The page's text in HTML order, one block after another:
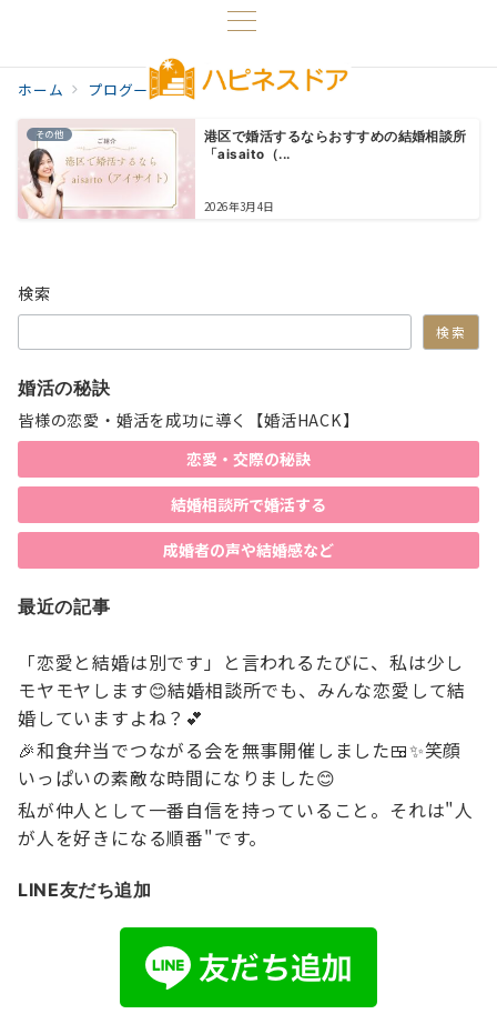
ホーム プログ一覧 港区婚活
その他
港区で婚活するならおすすめの結婚相談所
「aisaito（...
2026年3月4日
検索
検索
婚活の秘訣
皆様の恋愛・婚活を成功に導く【婚活HACK】
恋愛・交際の秘訣
結婚相談所で婚活する
成婚者の声や結婚感など
最近の記事
「恋愛と結婚は別です」と言われるたびに、私は少し
モヤモヤします😊結婚相談所でも、みんな恋愛して結
婚していますよね？💕
🎉和食弁当でつながる会を無事開催しました🍱✨笑顔
いっぱいの素敵な時間になりました😊
私が仲人として一番自信を持っていること。それは"人
が人を好きになる順番"です。
LINE友だち追加